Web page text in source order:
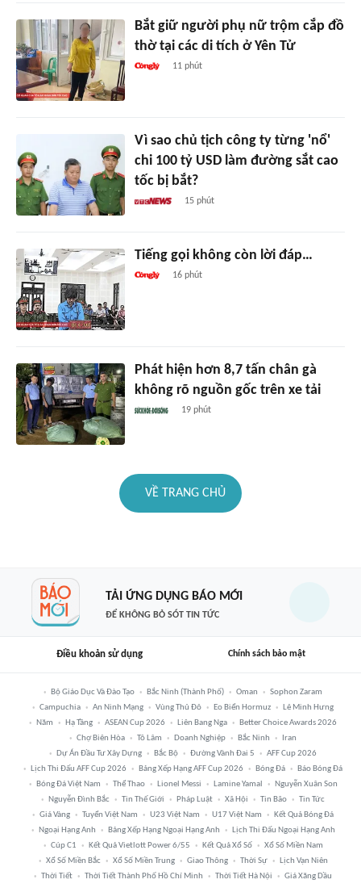
Bắt giữ người phụ nữ trộm cắp đồ
thờ tại các di tích ở Yên Tử
11 phút
Vì sao chủ tịch công ty từng 'nổ'
chi 100 tỷ USD làm đường sắt cao
tốc bị bắt?
15 phút
Tiếng gọi không còn lời đáp…
16 phút
Phát hiện hơn 8,7 tấn chân gà
không rõ nguồn gốc trên xe tải
19 phút
VỀ TRANG CHỦ
TẢI ỨNG DỤNG BÁO MỚI
ĐỂ KHÔNG BỎ SÓT TIN TỨC
Điều khoản sử dụng Chính sách bảo mật
Bộ Giáo Dục Và Đào Tạo Bắc Ninh (thành Phố) Oman
Sophon Zaram
Campuchia
An Ninh Mạng Vùng Thủ Đô Eo Biển Hormuz
Lê Minh Hưng
Năm
Hạ Tầng ASEAN Cup 2026 Liên Bang Nga
Better Choice Awards 2026
Chợ Biên Hòa
Tô Lâm Doanh Nghiệp Bắc Ninh
Iran
Dự Án Đầu Tư Xây Dựng
Bắc Bộ Đường Vành Đai 5
AFF Cup 2026
Lịch Thi Đấu AFF Cup 2026
Bảng Xếp Hạng AFF Cup 2026 Bóng Đá
Báo Bóng Đá
Bóng Đá Việt Nam
Thể Thao Lionel Messi Lamine Yamal
Nguyễn Xuân Son
Nguyễn Đình Bắc
Tin Thế Giới Pháp Luật Xã Hội Tin Bão
Tin Tức
Giá Vàng
Tuyển Việt Nam U23 Việt Nam U17 Việt Nam
Kết Quả Bóng Đá
Ngoại Hạng Anh
Bảng Xếp Hạng Ngoại Hạng Anh
Lịch Thi Đấu Ngoại Hạng Anh
Cúp C1
Kết Quả Vietlott Power 6/55 Kết Quả Xổ Số
Xổ Số Miền Nam
Xổ Số Miền Bắc
Xổ Số Miền Trung Giao Thông Thời Sự
Lịch Vạn Niên
Thời Tiết
Thời Tiết Thành Phố Hồ Chí Minh Thời Tiết Hà Nội Giá Xăng Dầu